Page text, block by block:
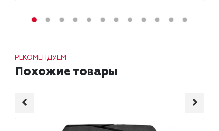
РЕКОМЕНДУЕМ
Похожие товары